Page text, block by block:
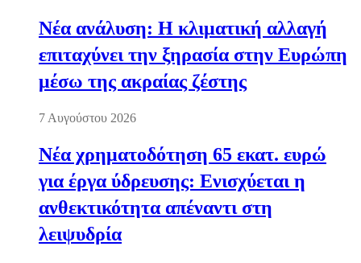
Νέα ανάλυση: Η κλιματική αλλαγή
επιταχύνει την ξηρασία στην Ευρώπη
μέσω της ακραίας ζέστης
7 Αυγούστου 2026
Νέα χρηματοδότηση 65 εκατ. ευρώ
για έργα ύδρευσης: Ενισχύεται η
ανθεκτικότητα απέναντι στη
λειψυδρία